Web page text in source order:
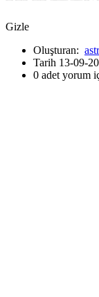
Gizle
Oluşturan:
Tarih 13-09-
0 adet yorum